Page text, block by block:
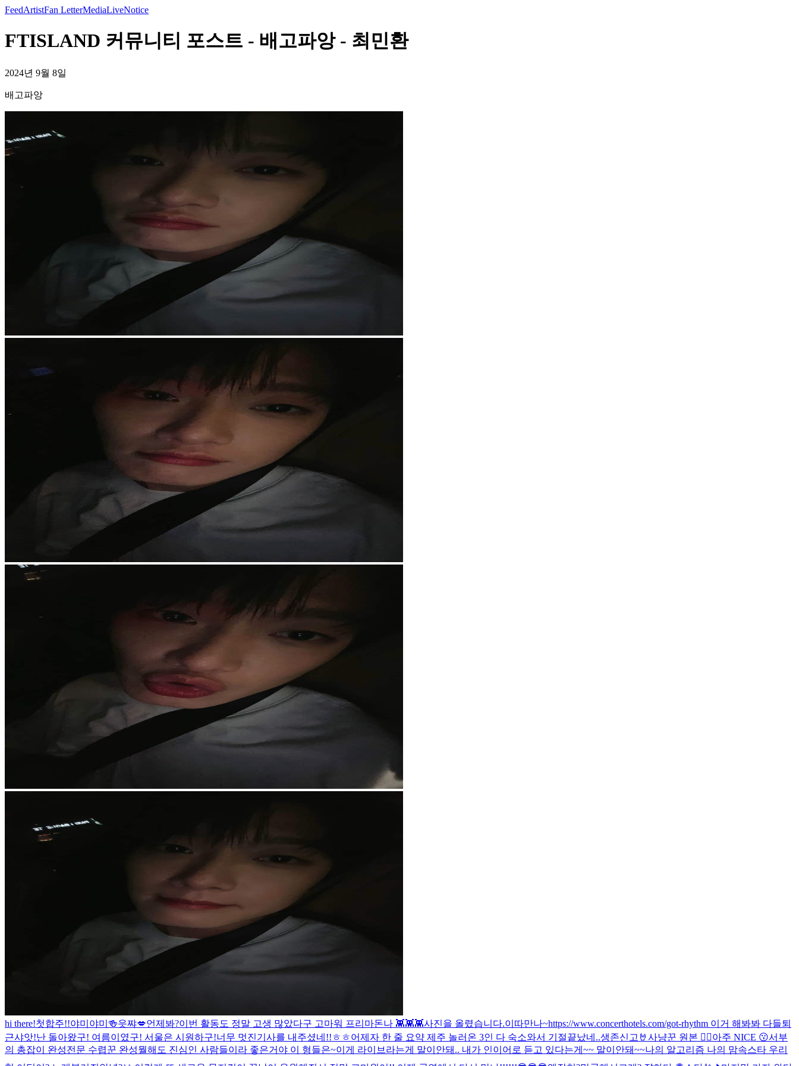
FeedArtistFan LetterMediaLiveNotice
FTISLAND 커뮤니티 포스트 - 배고파앙 - 최민환
2024년 9월 8일
배고파앙
hi there!첫합주!!야미야미🍻읏쨔💋언제봐?이번 활동도 정말 고생 많았다구 고마워 프리마돈나 👾👾👾사진을 올렸습니다.이따만나~https://www.concerthotels.com/got-rhythm 이거 해봐봐 다들퇴
근샤앗!난 돌아왔구! 여름이였구! 서울은 시원하구!너무 멋진기사를 내주셨네!!ㅎㅎ어제자 한 줄 요약 제주 놀러온 3인 다 숙소와서 기절끝났네..생존신고🤘 사냥꾼 원본 🙂‍↕️아주 NICE 😗서부
의 총잡이 완성전문 수렵꾼 완성뭘해도 진심인 사람들이라 좋은거야 이 형들은~이게 라이브라는게 말이안돼.. 내가 인이어로 듣고 있다는게~~ 말이안돼~~나의 알고리즘 나의 맘속스타 우리